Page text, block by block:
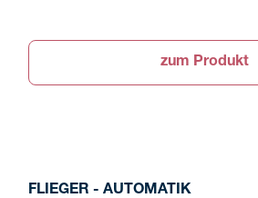
zum Produkt
FLIEGER - AUTOMATIK